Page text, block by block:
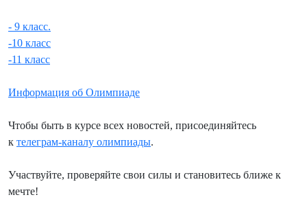
- 9 класс.
-10 класс
-11 класс
Информация об Олимпиаде
Чтобы быть в курсе всех новостей, присоединяйтесь
к телеграм-каналу олимпиады.
Участвуйте, проверяйте свои силы и становитесь ближе к
мечте!